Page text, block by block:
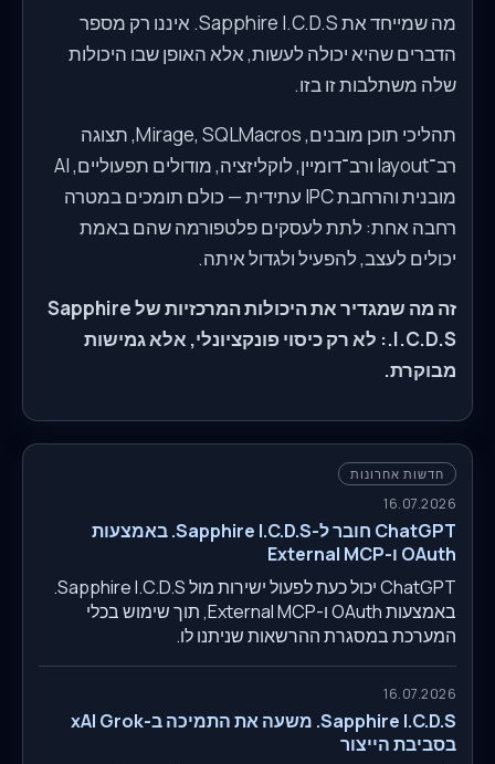
מה שמייחד את Sapphire I.C.D.S. איננו רק מספר
הדברים שהיא יכולה לעשות, אלא האופן שבו היכולות
שלה משתלבות זו בזו.
תהליכי תוכן מובנים, Mirage, SQLMacros, תצוגה
רב־layout ורב־דומיין, לוקליזציה, מודולים תפעוליים, AI
מובנית והרחבת IPC עתידית — כולם תומכים במטרה
רחבה אחת: לתת לעסקים פלטפורמה שהם באמת
יכולים לעצב, להפעיל ולגדול איתה.
זה מה שמגדיר את היכולות המרכזיות של Sapphire
I.C.D.S.: לא רק כיסוי פונקציונלי, אלא גמישות
מבוקרת.
חדשות אחרונות
16.07.2026
ChatGPT חובר ל-Sapphire I.C.D.S. באמצעות
OAuth ו-External MCP
ChatGPT יכול כעת לפעול ישירות מול Sapphire I.C.D.S.
באמצעות OAuth ו-External MCP, תוך שימוש בכלי
המערכת במסגרת ההרשאות שניתנו לו.
16.07.2026
Sapphire I.C.D.S. משעה את התמיכה ב-xAI Grok
בסביבת הייצור